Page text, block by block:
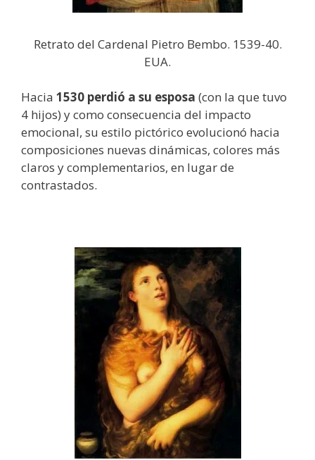
Retrato del Cardenal Pietro Bembo. 1539-40.
EUA.
Hacia 1530 perdió a su esposa (con la que tuvo
4 hijos) y como consecuencia del impacto
emocional, su estilo pictórico evolucionó hacia
composiciones nuevas dinámicas, colores más
claros y complementarios, en lugar de
contrastados.